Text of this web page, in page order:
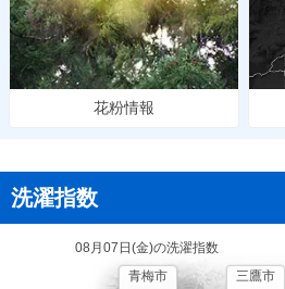
花粉情報
洗濯指数
08月07日(金)の洗濯指数
三鷹市
青梅市